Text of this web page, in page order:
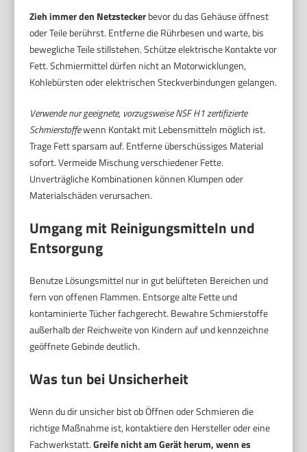
Zieh immer den Netzsteckerbevor du das Gehäuse öffnest
oder Teile berührst. Entferne die Rührbesen und warte, bis
bewegliche Teile stillstehen. Schütze elektrische Kontakte vor
Fett. Schmiermittel dürfen nicht an Motorwicklungen,
Kohlebürsten oder elektrischen Steckverbindungen gelangen.
Verwende nur geeignete, vorzugsweise NSF H1 zertifizierte
Schmierstoffewenn Kontakt mit Lebensmitteln möglich ist.
Trage Fett sparsam auf. Entferne überschüssiges Material
sofort. Vermeide Mischung verschiedener Fette.
Unverträgliche Kombinationen können Klumpen oder
Materialschäden verursachen.
Umgang mit Reinigungsmitteln und
Entsorgung
Benutze Lösungsmittel nur in gut belüfteten Bereichen und
fern von offenen Flammen. Entsorge alte Fette und
kontaminierte Tücher fachgerecht. Bewahre Schmierstoffe
außerhalb der Reichweite von Kindern auf und kennzeichne
geöffnete Gebinde deutlich.
Was tun bei Unsicherheit
Wenn du dir unsicher bist ob Öffnen oder Schmieren die
richtige Maßnahme ist, kontaktiere den Hersteller oder eine
Fachwerkstatt.Greife nicht am Gerät herum, wenn es